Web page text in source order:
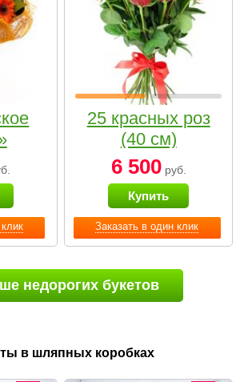
Заказать в один клик
25 красных роз
(40 см)
6 500руб.
Купить
недорогих букетов
в шляпных коробках